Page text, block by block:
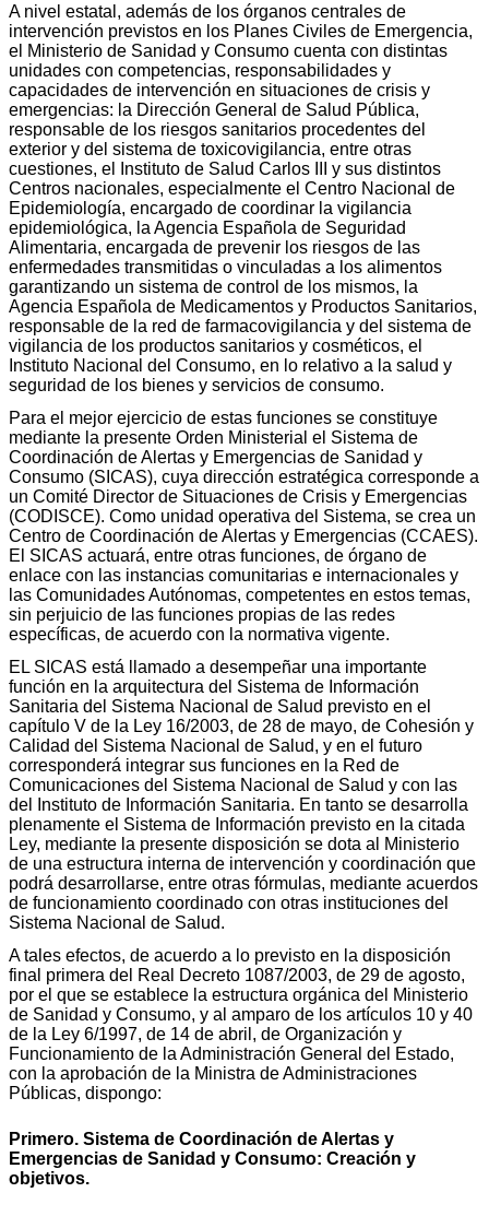
A nivel estatal, además de los órganos centrales de
intervención previstos en los Planes Civiles de Emergencia,
el Ministerio de Sanidad y Consumo cuenta con distintas
unidades con competencias, responsabilidades y
capacidades de intervención en situaciones de crisis y
emergencias: la Dirección General de Salud Pública,
responsable de los riesgos sanitarios procedentes del
exterior y del sistema de toxicovigilancia, entre otras
cuestiones, el Instituto de Salud Carlos III y sus distintos
Centros nacionales, especialmente el Centro Nacional de
Epidemiología, encargado de coordinar la vigilancia
epidemiológica, la Agencia Española de Seguridad
Alimentaria, encargada de prevenir los riesgos de las
enfermedades transmitidas o vinculadas a los alimentos
garantizando un sistema de control de los mismos, la
Agencia Española de Medicamentos y Productos Sanitarios,
responsable de la red de farmacovigilancia y del sistema de
vigilancia de los productos sanitarios y cosméticos, el
Instituto Nacional del Consumo, en lo relativo a la salud y
seguridad de los bienes y servicios de consumo.
Para el mejor ejercicio de estas funciones se constituye
mediante la presente Orden Ministerial el Sistema de
Coordinación de Alertas y Emergencias de Sanidad y
Consumo (SICAS), cuya dirección estratégica corresponde a
un Comité Director de Situaciones de Crisis y Emergencias
(CODISCE). Como unidad operativa del Sistema, se crea un
Centro de Coordinación de Alertas y Emergencias (CCAES).
El SICAS actuará, entre otras funciones, de órgano de
enlace con las instancias comunitarias e internacionales y
las Comunidades Autónomas, competentes en estos temas,
sin perjuicio de las funciones propias de las redes
específicas, de acuerdo con la normativa vigente.
EL SICAS está llamado a desempeñar una importante
función en la arquitectura del Sistema de Información
Sanitaria del Sistema Nacional de Salud previsto en el
capítulo V de la Ley 16/2003, de 28 de mayo, de Cohesión y
Calidad del Sistema Nacional de Salud, y en el futuro
corresponderá integrar sus funciones en la Red de
Comunicaciones del Sistema Nacional de Salud y con las
del Instituto de Información Sanitaria. En tanto se desarrolla
plenamente el Sistema de Información previsto en la citada
Ley, mediante la presente disposición se dota al Ministerio
de una estructura interna de intervención y coordinación que
podrá desarrollarse, entre otras fórmulas, mediante acuerdos
de funcionamiento coordinado con otras instituciones del
Sistema Nacional de Salud.
A tales efectos, de acuerdo a lo previsto en la disposición
final primera del Real Decreto 1087/2003, de 29 de agosto,
por el que se establece la estructura orgánica del Ministerio
de Sanidad y Consumo, y al amparo de los artículos 10 y 40
de la Ley 6/1997, de 14 de abril, de Organización y
Funcionamiento de la Administración General del Estado,
con la aprobación de la Ministra de Administraciones
Públicas, dispongo:
Primero. Sistema de Coordinación de Alertas y
Emergencias de Sanidad y Consumo: Creación y
objetivos.